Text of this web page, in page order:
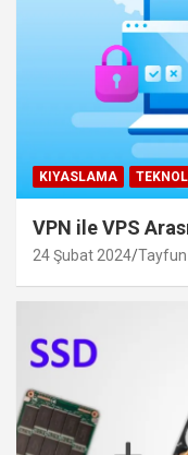
KIYASLAMA
VPN ile VPS
24 Şubat 2024 Tayfun